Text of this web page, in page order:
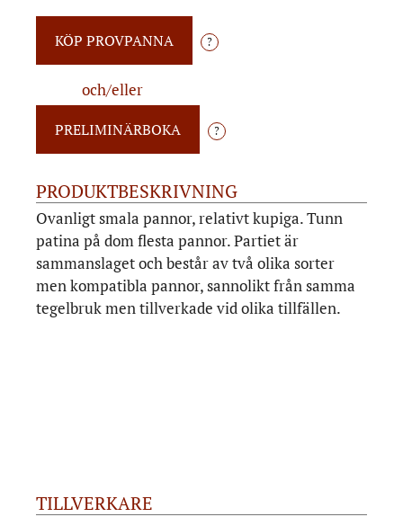
?
och/eller
?
PRODUKTBESKRIVNING
Ovanligt smala pannor, relativt kupiga. Tunn
patina på dom flesta pannor. Partiet är
sammanslaget och består av två olika sorter
men kompatibla pannor, sannolikt från samma
tegelbruk men tillverkade vid olika tillfällen.
TILLVERKARE